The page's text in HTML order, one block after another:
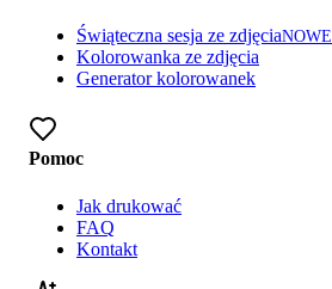
Świąteczna sesja ze zdjęciaNOWE
Kolorowanka ze zdjęcia
Generator kolorowanek
Pomoc
Jak drukować
FAQ
Kontakt